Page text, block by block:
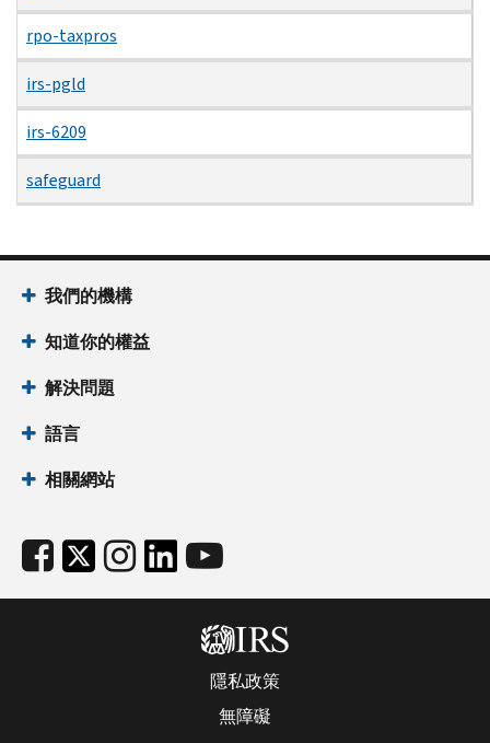
rpo-taxpros
irs-pgld
irs-6209
safeguard
我們的機構
知道你的權益
解決問題
語言
相關網站
隱私政策
無障礙